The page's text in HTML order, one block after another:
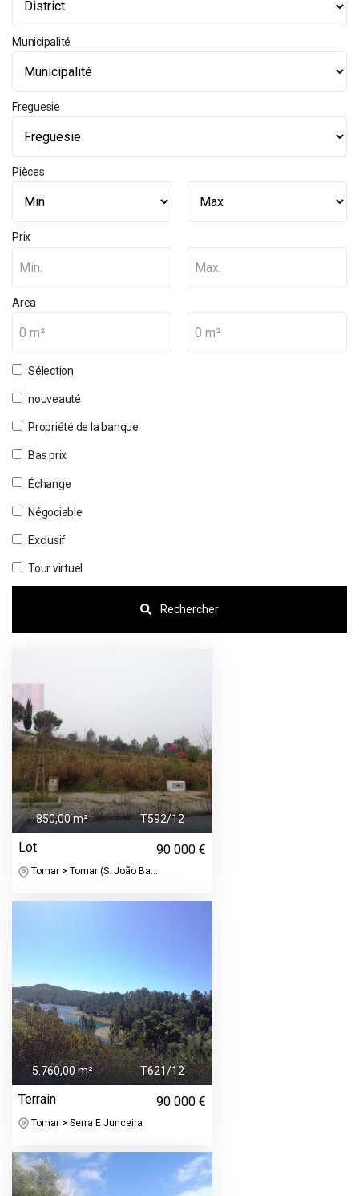
Municipalité
Freguesie
Pièces
Prix
Min. Max.
Area
0 m² 0 m²
Sélection
nouveauté
Propriété de la banque
Bas prix
Échange
Négociable
Exclusif
Tour virtuel
Rechercher
850,00 m² T592/12
Lot 90 000 €
Tomar > Tomar (S. João Ba...
5.760,00 m² T621/12
Terrain 90 000 €
Tomar > Serra E Junceira